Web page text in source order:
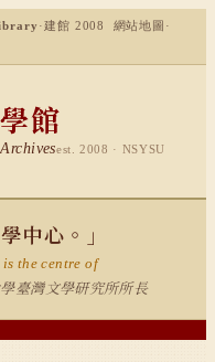
·建館 2008 網站地圖 ·
館
est. 2008 · NSYSU
中心。」
the centre of
臺灣文學研究所所長